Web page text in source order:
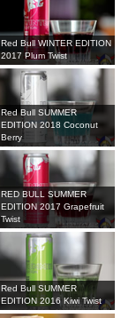
Red Bull WINTER EDITION
2017 Plum Twist
Red Bull SUMMER
EDITION 2018 Coconut
Berry
RED BULL SUMMER
EDITION 2017 Grapefruit
Twist
Red Bull SUMMER
EDITION 2016 Kiwi Twist